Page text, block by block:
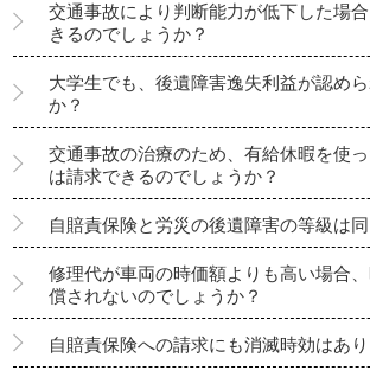
交通事故により判断能力が低下した場
きるのでしょうか？
大学生でも、後遺障害逸失利益が認め
か？
交通事故の治療のため、有給休暇を使
は請求できるのでしょうか？
自賠責保険と労災の後遺障害の等級は
修理代が車両の時価額よりも高い場合
償されないのでしょうか？
自賠責保険への請求にも消滅時効はあり